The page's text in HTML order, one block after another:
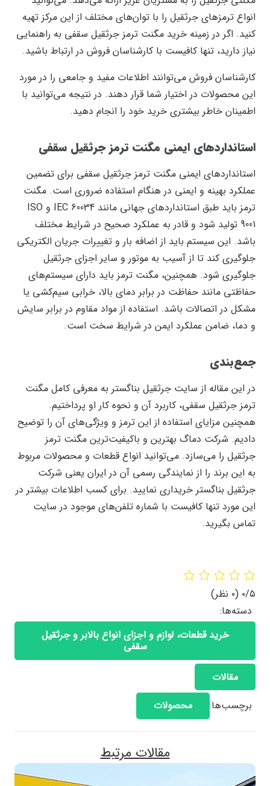
انواع ترمز‌های جرثقیل را با توان‌های مختلف از این مرکز تهیه
کنید. اگر در زمینه خرید مگنت ترمز جرثقیل سقفی به راهنمایی
نیاز دارید، تنها کافیست با کارشناسان فروش در ارتباط باشید.
کارشناسان فروش می‌توانند اطلاعات مفید و جامعی را در مورد
این محصولات در اختیار شما قرار دهند. در نتیجه می‌توانید با
اطمینان خاطر بیشتری خرید خود را انجام دهید.
استانداردهای ایمنی مگنت ترمز جرثقیل سقفی
استانداردهای ایمنی مگنت ترمز جرثقیل سقفی برای تضمین
عملکرد بهینه و ایمنی در هنگام استفاده ضروری است. مگنت
ترمز باید طبق استانداردهای جهانی مانند IEC 60034 و ISO
9001 تولید شود و قادر به عملکرد صحیح در شرایط مختلف
باشد. این سیستم باید از اضافه بار و تغییرات جریان الکتریکی
جلوگیری کند تا از آسیب به موتور و سایر اجزای جرثقیل
جلوگیری شود. همچنین، مگنت ترمز باید دارای سیستم‌های
حفاظتی مانند حفاظت در برابر دمای بالا، خرابی سیم‌کشی یا
مشکل در اتصالات باشد. استفاده از مواد مقاوم در برابر سایش
و دما، ضامن عملکرد ایمن در شرایط سخت است.
جمع‌بندی
در این مقاله از سایت جرثقیل بناگستر به معرفی کامل مگنت
ترمز جرثقیل سقفی، کاربرد آن و نحوه کار او پرداختیم.
همچنین مزایای استفاده از این ترمز و ویژگی‌های آن را توضیح
دادیم. شرکت دماگ بهترین و باکیفیت‌ترین مگنت ترمز
جرثقیل را می‌سازد. می‌توانید انواع قطعات و محصولات مربوط
به این برند را از نمایندگی رسمی آن در ایران یعنی شرکت
جرثقیل بناگستر خریداری نمایید. برای کسب اطلاعات بیشتر در
این مورد تنها کافیست با شماره تلفن‌های موجود در سایت
تماس بگیرید.
‫۰/۵ ‫(۰ نظر)
دسته‌ها:
خرید قطعات، لوازم و اجزای انواع بالابر و جرثقیل
سقفی
مقالات
برچسب‌ها:
محصولات
مقالات مرتبط